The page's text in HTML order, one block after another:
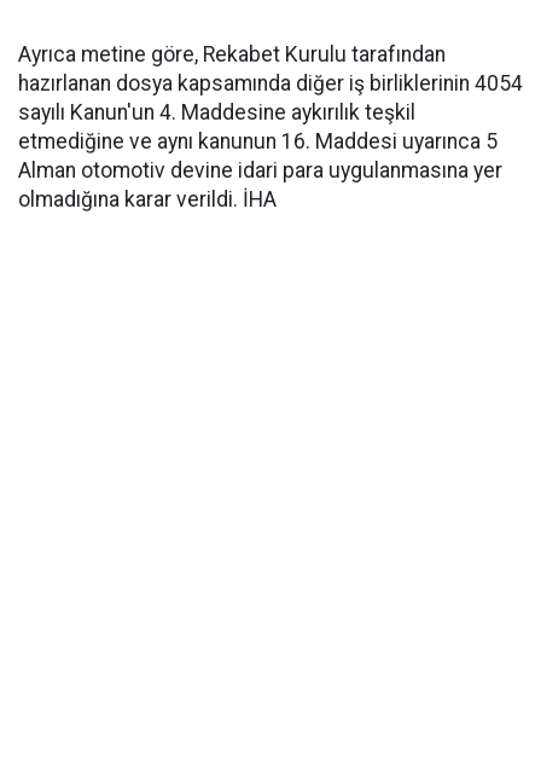
Ayrıca metine göre, Rekabet Kurulu tarafından
hazırlanan dosya kapsamında diğer iş birliklerinin 4054
sayılı Kanun'un 4. Maddesine aykırılık teşkil
etmediğine ve aynı kanunun 16. Maddesi uyarınca 5
Alman otomotiv devine idari para uygulanmasına yer
olmadığına karar verildi. İHA